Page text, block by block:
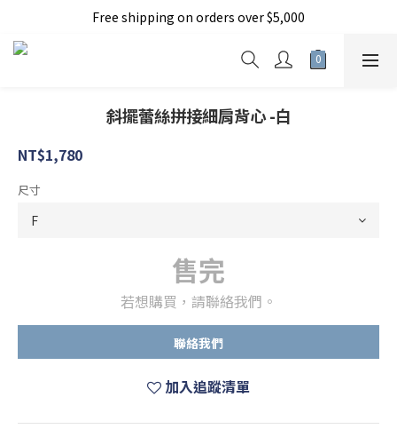
加入新會員現折150元
Free shipping on orders over $5,000
加入新會員現折150元
斜擺蕾絲拼接細肩背心 -白
NT$1,780
尺寸
售完
若想購買，請聯絡我們。
聯絡我們
加入追蹤清單